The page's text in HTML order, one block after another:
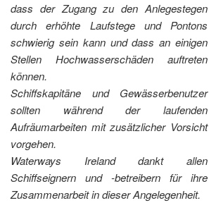
dass der Zugang zu den Anlegestegen
durch erhöhte Laufstege und Pontons
schwierig sein kann und dass an einigen
Stellen Hochwasserschäden auftreten
können.
Schiffskapitäne und Gewässerbenutzer
sollten während der laufenden
Aufräumarbeiten mit zusätzlicher Vorsicht
vorgehen.
Waterways Ireland dankt allen
Schiffseignern und -betreibern für ihre
Zusammenarbeit in dieser Angelegenheit.